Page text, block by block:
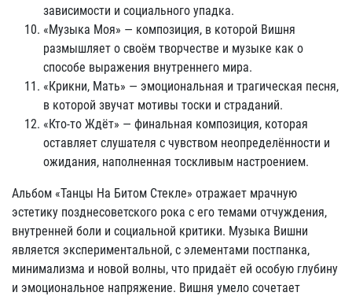
зависимости и социального упадка.
«Музыка Моя» — композиция, в которой Вишня
размышляет о своём творчестве и музыке как о
способе выражения внутреннего мира.
«Крикни, Мать» — эмоциональная и трагическая песня,
в которой звучат мотивы тоски и страданий.
«Кто-то Ждёт» — финальная композиция, которая
оставляет слушателя с чувством неопределённости и
ожидания, наполненная тоскливым настроением.
Альбом «Танцы На Битом Стекле» отражает мрачную
эстетику позднесоветского рока с его темами отчуждения,
внутренней боли и социальной критики. Музыка Вишни
является экспериментальной, с элементами постпанка,
минимализма и новой волны, что придаёт ей особую глубину
и эмоциональное напряжение. Вишня умело сочетает